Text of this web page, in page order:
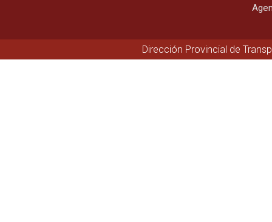
Dirección Provincial de